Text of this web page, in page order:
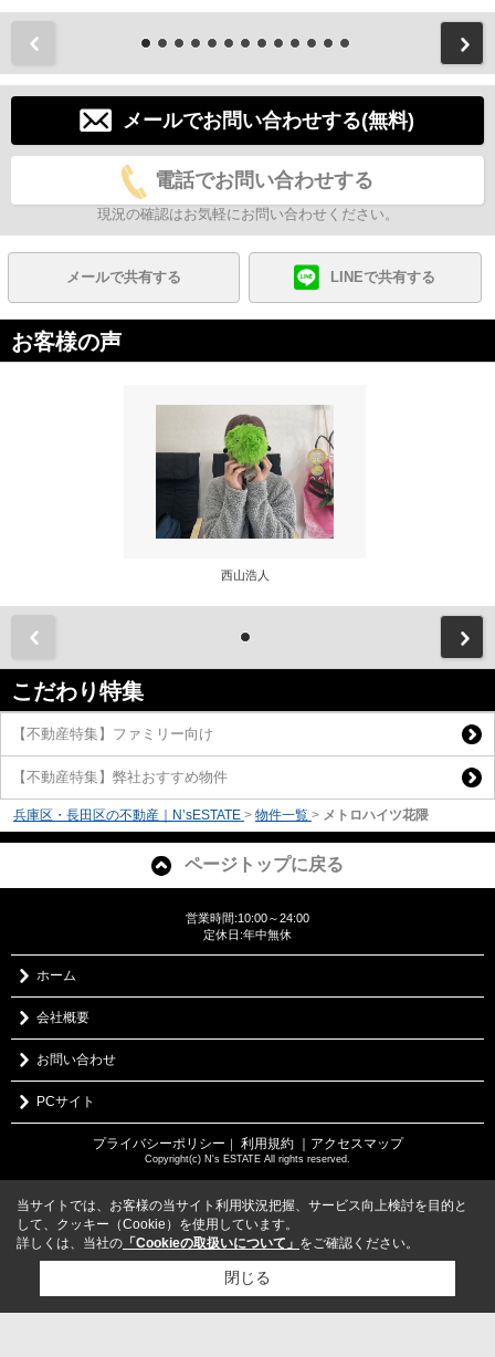
メールでお問い合わせする(無料)
電話でお問い合わせする
現況の確認はお気軽にお問い合わせください。
メールで共有する LINEで共有する
お客様の声
西山浩人
こだわり特集
【不動産特集】ファミリー向け
【不動産特集】弊社おすすめ物件
兵庫区・長田区の不動産｜N’sESTATE > 物件一覧 > メトロハイツ花隈
ページトップに戻る
営業時間:10:00～24:00
定休日:年中無休
ホーム
会社概要
お問い合わせ
PCサイト
プライバシーポリシー 利用規約 ｜アクセスマップ
Copyright(c) N's ESTATE All rights reserved.
当サイトでは、お客様の当サイト利用状況把握、サービス向上検討を目的と
して、クッキー（Cookie）を使用しています。
詳しくは、当社の 「Cookieの取扱いについて」 をご確認ください。
閉じる